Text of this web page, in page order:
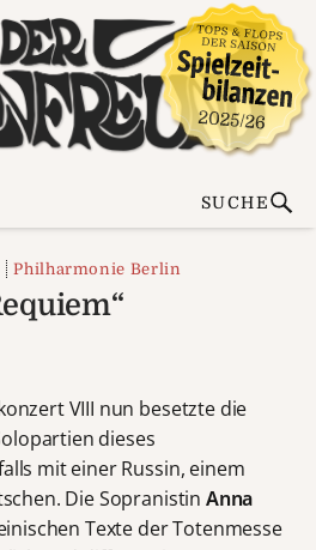
SUCHE
Philharmonie Berlin
VIII nun besetzte die
dieses
mit einer Russin, einem
Die Sopranistin Anna
Texte der Totenmesse